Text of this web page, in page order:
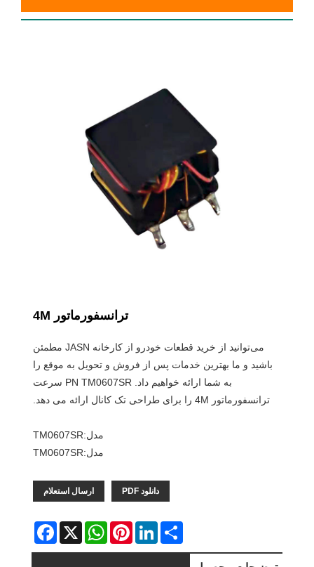
ترانسفورماتور 4M
می‌توانید از خرید قطعات خودرو از کارخانه JASN مطمئن
باشید و ما بهترین خدمات پس از فروش و تحویل به موقع را
به شما ارائه خواهیم داد. PN TM0607SR سرعت
ترانسفورماتور 4M را برای طراحی تک کانال ارائه می دهد.
مدل:TM0607SR
مدل:TM0607SR
ارسال استعلام دانلود PDF
Facebook X
WhatsAppPinterestLinkedInShare